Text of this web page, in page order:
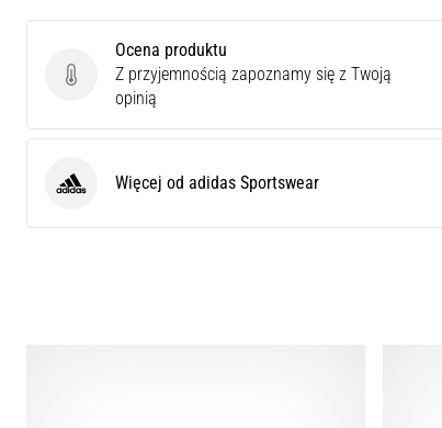
Ocena produktu
Ocena produktu
Z przyjemnością zapoznamy się z Twoją
opinią
adidas Sportswear
Więcej od adidas Sportswear